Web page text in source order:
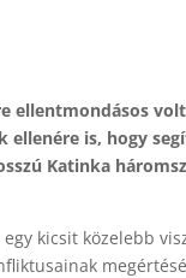
ellentmondásos
ellenére is, hogy
Katinka
egy kicsit közelebb